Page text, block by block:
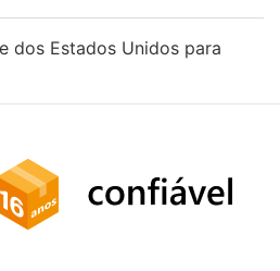
dos Estados Unidos para